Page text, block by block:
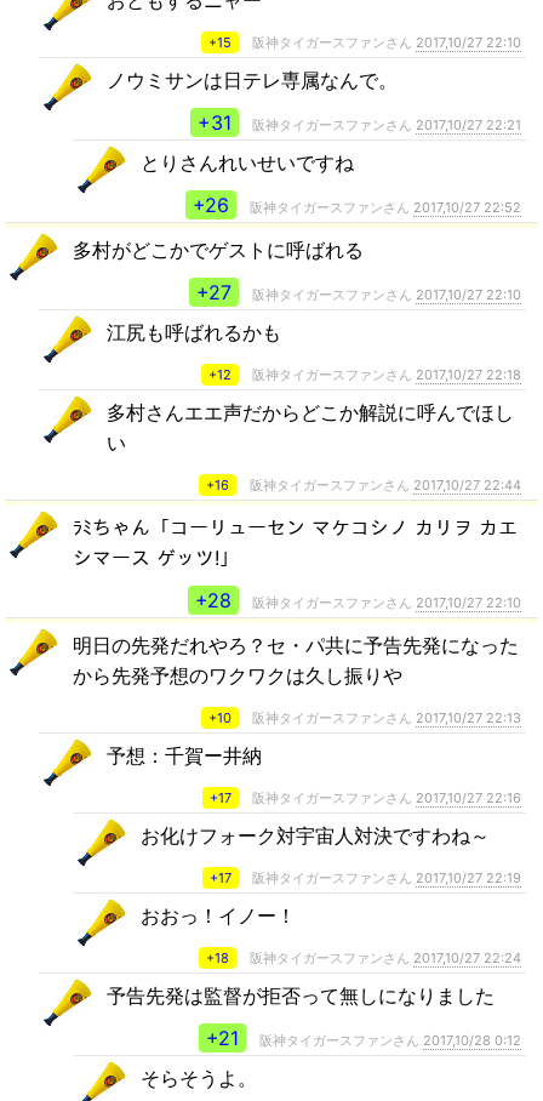
+15 阪神タイガースファンさん 2017,10/27 22:10
ノウミサンは日テレ専属なんで。
+31
阪神タイガースファンさん 2017,10/27 22:21
とりさんれいせいですね
+26
阪神タイガースファンさん 2017,10/27 22:52
多村がどこかでゲストに呼ばれる
+27
阪神タイガースファンさん 2017,10/27 22:10
江尻も呼ばれるかも
+12 阪神タイガースファンさん 2017,10/27 22:18
多村さんエエ声だからどこか解説に呼んでほし
い
+16 阪神タイガースファンさん 2017,10/27 22:44
ﾗﾐちゃん「コーリューセン マケコシノ カリヲ カエ
シマース ゲッツ!」
+28
阪神タイガースファンさん 2017,10/27 22:10
明日の先発だれやろ？セ・パ共に予告先発になった
から先発予想のワクワクは久し振りや
+10 阪神タイガースファンさん 2017,10/27 22:13
予想：千賀ー井納
+17 阪神タイガースファンさん 2017,10/27 22:16
お化けフォーク対宇宙人対決ですわね～
+17 阪神タイガースファンさん 2017,10/27 22:19
おおっ！イノー！
+18 阪神タイガースファンさん 2017,10/27 22:24
予告先発は監督が拒否って無しになりました
+21
阪神タイガースファンさん 2017,10/28 0:12
そらそうよ。